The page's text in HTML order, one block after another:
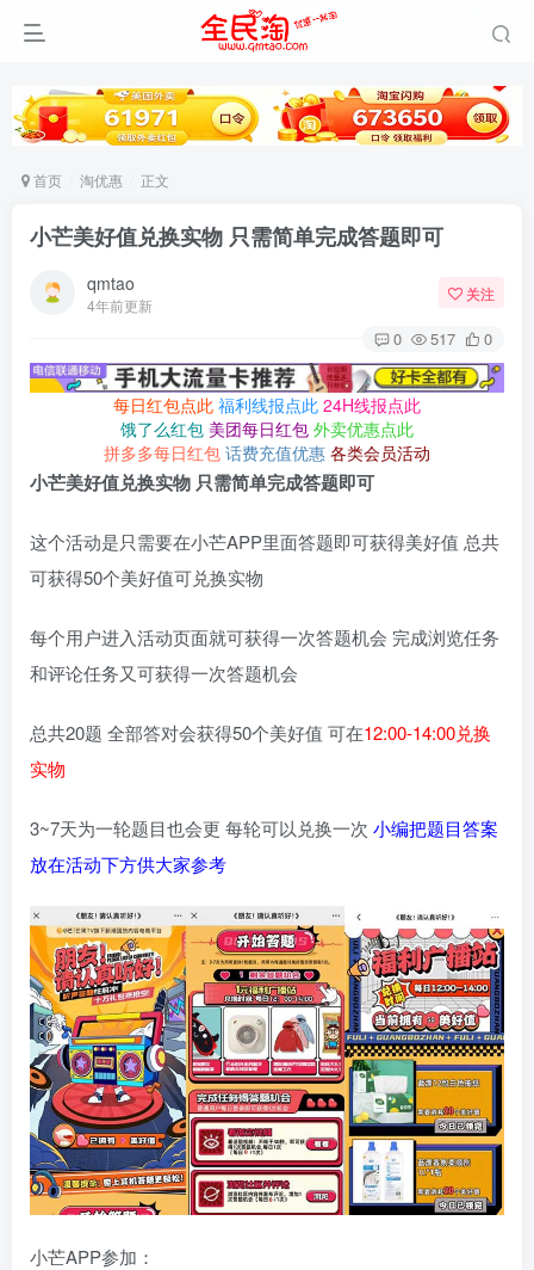
首页 淘优惠 正文
小芒美好值兑换实物 只需简单完成答题即可
qmtao
4年前更新
关注
0 517 0
每日红包点此 福利线报点此 24H线报点此
饿了么红包 美团每日红包 外卖优惠点此
拼多多每日红包 话费充值优惠 各类会员活动
小芒美好值兑换实物 只需简单完成答题即可
这个活动是只需要在小芒APP里面答题即可获得美好值 总共
可获得50个美好值可兑换实物
每个用户进入活动页面就可获得一次答题机会 完成浏览任务
和评论任务又可获得一次答题机会
总共20题 全部答对会获得50个美好值 可在12:00-14:00兑换
实物
3~7天为一轮题目也会更 每轮可以兑换一次 小编把题目答案
放在活动下方供大家参考
小芒APP参加：